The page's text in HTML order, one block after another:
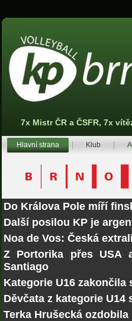
7x Mistr ČR a ČSFR, 7x
Hlavní strana Klub
Do Králova Pole míří
Další posilou KP je
Noa de Vos: Česká
Z Portorika přes USA
Santiago
Kategorie U16 zakončila
Děvčata z kategorie
Terka Hrušecká